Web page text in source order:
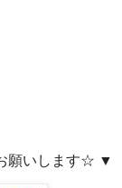
願いします☆ ▼